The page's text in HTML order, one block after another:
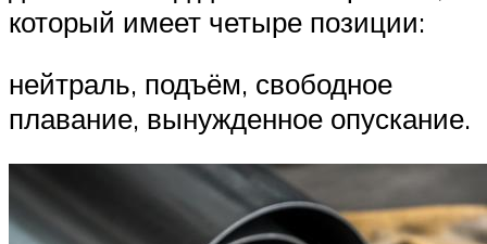
который имеет четыре позиции:
нейтраль, подъём, свободное
плавание, вынужденное опускание.